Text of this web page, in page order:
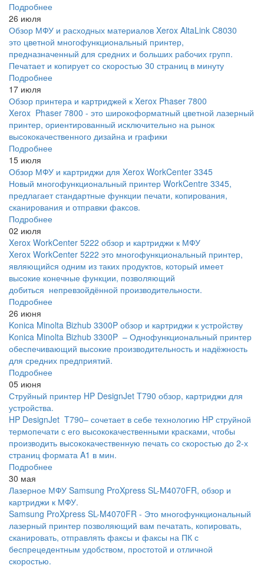
Подробнее
26 июля
Обзор МФУ и расходных материалов Xerox AltaLink C8030
это цветной многофункциональный принтер,
предназначенный для средних и больших рабочих групп.
Печатает и копирует со скоростью 30 страниц в минуту
Подробнее
17 июля
Обзор принтера и картриджей к Xerox Phaser 7800
Xerox Phaser 7800 - это широкоформатный цветной лазерный
принтер, ориентированный исключительно на рынок
высококачественного дизайна и графики
Подробнее
15 июля
Обзор МФУ и картриджи для Xerox WorkCenter 3345
Новый многофункциональный принтер WorkCentre 3345,
предлагает стандартные функции печати, копирования,
сканирования и отправки факсов.
Подробнее
02 июля
Xerox WorkCenter 5222 обзор и картриджи к МФУ
Xerox WorkCenter 5222 это многофункциональный принтер,
являющийся одним из таких продуктов, который имеет
высокие конечные функции, позволяющий
добиться непревзойдённой производительности.
Подробнее
26 июня
Konica Minolta Bizhub 3300P обзор и картриджи к устройству
Konica Minolta Bizhub 3300P – Однофункциональный принтер
обеспечивающий высокие производительность и надёжность
для средних предприятий.
Подробнее
05 июня
Струйный принтер HP DesignJet T790 обзор, картриджи для
устройства.
HP DesignJet T790– сочетает в себе технологию HP струйной
термопечати с его высококачественными красками, чтобы
производить высококачественную печать со скоростью до 2-х
страниц формата A1 в мин.
Подробнее
30 мая
Лазерное МФУ Samsung ProXpress SL-M4070FR, обзор и
картриджи к МФУ.
Samsung ProXpress SL-M4070FR - Это многофункциональный
лазерный принтер позволяющий вам печатать, копировать,
сканировать, отправлять факсы и факсы на ПК с
беспрецедентным удобством, простотой и отличной
скоростью.